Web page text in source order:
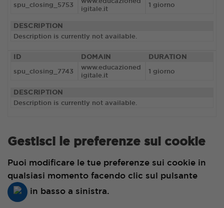
spu_closing_5753
igitale.it
1 giorno
DESCRIPTION
Description is currently not available.
ID DOMAIN DURATION
spu_closing_7743
www.educazioned
igitale.it
1 giorno
DESCRIPTION
Description is currently not available.
Gestisci le preferenze sui cookie
Puoi modificare le tue preferenze sui cookie in
qualsiasi momento facendo clic sul pulsante
in basso a sinistra.